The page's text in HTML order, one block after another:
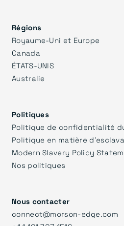
Régions
Royaume-Uni et Europe
Canada
ÉTATS-UNIS
Australie
Politiques
Politique de confidentialité
Politique en matière
Modern Slavery Policy
Nos politiques
Nous contacter
connect@morson-edge.com